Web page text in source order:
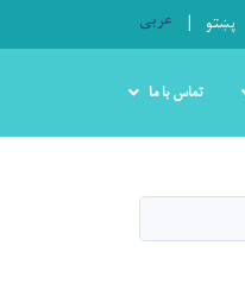
پښتو عربی
تماس با ما